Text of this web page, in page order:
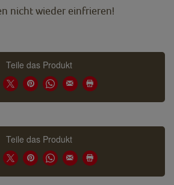
nicht wieder einfrieren!
Teile das Produkt
Teile das Produkt